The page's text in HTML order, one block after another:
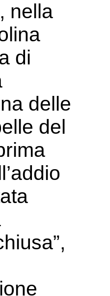
nella
di
delle
del